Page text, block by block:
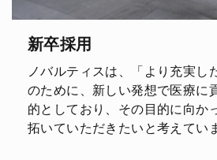
新卒採用
ノバルティスは、「より充実し
のために、新しい発想で医療に
的としており、その目的に向か
拓いていただきたいと考えてい